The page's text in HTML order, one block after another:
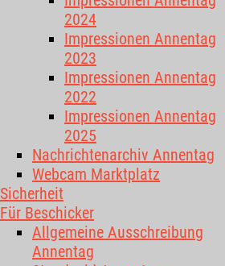
2024
Impressionen Annentag
2023
Impressionen Annentag
2022
Impressionen Annentag
2025
Nachrichtenarchiv Annentag
Webcam Marktplatz
Sicherheit
Für Beschicker
Allgemeine Ausschreibung
Annentag